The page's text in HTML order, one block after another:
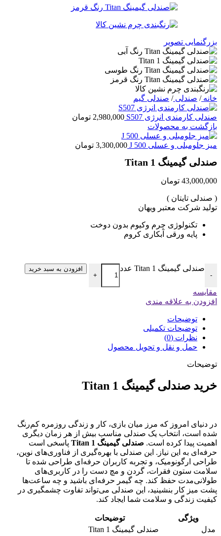
بزرگنمایی تصویر
خانه/ صندلی/ صندلی گیم
صندلی کارمندی انرژی S507 2,980,000 تومان
بازگشت به محصولات
میز جلومبلی و عسلی J 500 3,300,000 تومان
صندلی گیمینگ Titan 1
43,000,000 تومان
( صندلی تایتان )
تولید شرکت معتبر ویهان
تکنولوژی چرم وکیوم بدون دوخت
پایه ورقی آبکاری کروم
-
صندلی گیمینگ Titan 1 عدد
+
افزودن به سبد خرید
مقایسه
افزودن به علاقه مندی
توضیحات
توضیحات تکمیلی
نظرات (0)
حمل و نقل و تحویل محصول
توضیحات
خرید صندلی گیمینگ Titan 1
در دنیای امروز که مرز میان بازی، کار و زندگی روزمره کم‌رنگ
شده است، انتخاب یک صندلی مناسب بیش از هر زمان دیگری
اهمیت پیدا کرده است. صندلی گیمینگ
پاسخی است
حرفه‌ای به این نیاز. این صندلی با بهره‌گیری از فناوری‌های نوین،
طراحی ارگونومیک، و تجربه کاربران حرفه‌ای طراحی شده تا
سلامت ستون فقرات، گردن و مچ دست را در کاربری‌های
طولانی‌مدت حفظ کند. چه گیمر حرفه‌ای باشید و چه ساعت‌ها
پشت میز کار بنشینید، این صندلی می‌تواند تفاوت چشمگیری در
کیفیت زندگی و سلامت شما ایجاد کند.
ویژگی
توضیحات
مدل
صندلی گیمینگ Titan 1